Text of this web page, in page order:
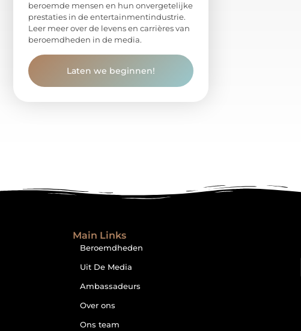
beroemde mensen en hun onvergetelijke
prestaties in de entertainmentindustrie.
Leer meer over de levens en carrières van
beroemdheden in de media.
Laten we beginnen!
Main Links
Beroemdheden
Uit De Media
Ambassadeurs
Over ons
Ons team